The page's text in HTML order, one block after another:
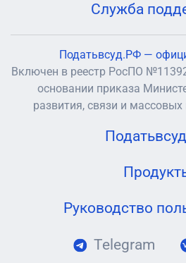
Служба
Податьвсуд.РФ —
Включен в реестр РосПО
основании приказа
развития, связи и
Руководство
Telegram